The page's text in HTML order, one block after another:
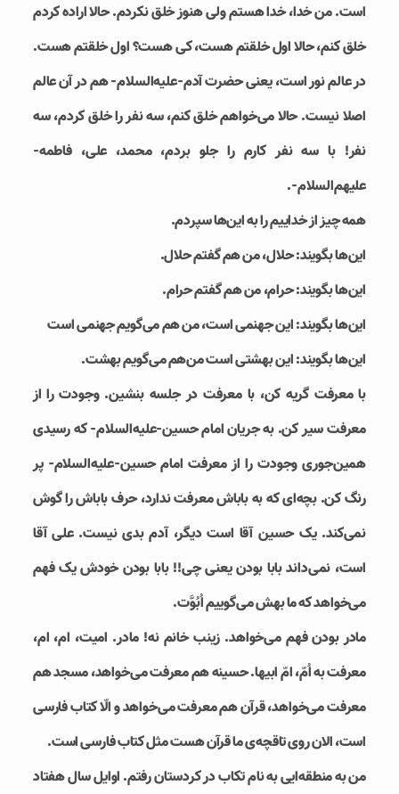
است. من خدا، خدا هستم ولی هنوز خلق نکردم. حالا اراده کردم
خلق کنم، حالا اول خلقتم هست، کی هست؟ اول خلقتم هست.
در عالم نور است، یعنی حضرت آدم-علیه‌السلام- هم در آن عالم
اصلا نیست. حالا می‌‌خواهم خلق کنم، سه نفر را خلق کردم، سه
نفر! با سه نفر کارم را جلو بردم، محمد، علی، فاطمه-
علیهم‌السلام-.
همه چیز از خداییم را به این‌ها سپردم.
این‌ها بگویند: حلال، من هم گفتم حلال.
این‌ها بگویند: حرام، من هم گفتم حرام.
این‌ها بگویند: این جهنمی است، من هم می‌گویم جهنمی است
این‌ها بگویند: این بهشتی است من‌هم می‌گویم بهشت.
با معرفت گریه کن، با معرفت در جلسه بنشین. وجودت را از
معرفت سیر کن. به جریان امام حسین-علیه‌السلام- که رسیدی
همین‌جوری وجودت را از معرفت امام حسین-علیه‌السلام- پر
رنگ کن. بچه‌ای که به باباش معرفت ندارد، حرف باباش را گوش
نمی‌کند. یک حسین آقا است دیگر، آدم بدی نیست. علی آقا
است، نمی‌داند بابا بودن یعنی چی!! بابا بودن خودش یک فهم
می‌خواهد که ما بهش می‌گوییم اُبُوَّت.
مادر بودن فهم می‌خواهد. زینب خانم نه! مادر. امیت، ام، ام،
معرفت به اُمّ، امّ ابیها. حسینه هم معرفت می‌خواهد، مسجد هم
معرفت می‌خواهد، قرآن هم معرفت می‌خواهد و الّا کتاب فارسی
است، الان روی تاقچه‌ی ما قرآن هست مثل کتاب فارسی است.
من به منطقه‌ایی به نام تکاب در کردستان رفتم. اوایل سال هفتاد‌